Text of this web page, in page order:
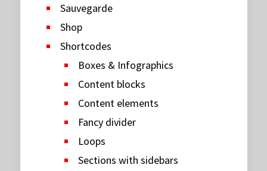
Sauvegarde
Shop
Shortcodes
Boxes & Infographics
Content blocks
Content elements
Fancy divider
Loops
Sections with sidebars